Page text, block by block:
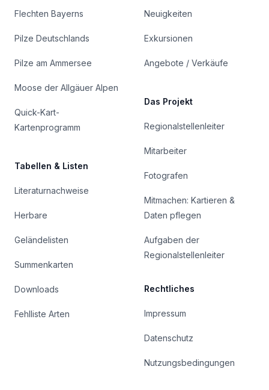
Flechten Bayerns
Pilze Deutschlands
Pilze am Ammersee
Moose der Allgäuer Alpen
Quick-Kart-
Kartenprogramm
Tabellen & Listen
Literaturnachweise
Herbare
Geländelisten
Summenkarten
Downloads
Fehlliste Arten
Neuigkeiten
Exkursionen
Angebote / Verkäufe
Das Projekt
Regionalstellenleiter
Mitarbeiter
Fotografen
Mitmachen: Kartieren &
Daten pflegen
Aufgaben der
Regionalstellenleiter
Rechtliches
Impressum
Datenschutz
Nutzungsbedingungen